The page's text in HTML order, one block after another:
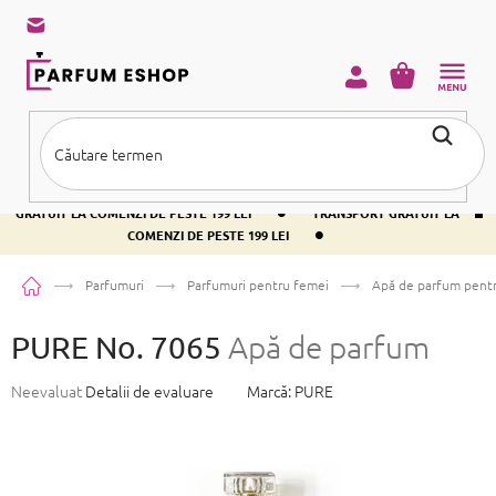
conținut
TRANSPORT GRATUIT LA COMENZI DE PESTE 199 LEI •
TRANSPORT
GRATUIT LA COMENZI DE PESTE 199 LEI
•
TRANSPORT GRATUIT LA
COMENZI DE PESTE 199 LEI
•
COŞ
Acasă Parfumuri Parfumuri pentru femei Apă de parfum
PURE No. 7065 Apă de parfum
Evaluarea
Neevaluat Detalii de evaluare Marcă: PURE